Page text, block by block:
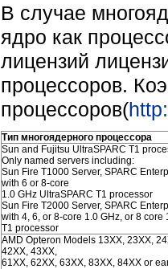
В случае
ядро как
лицензий
процессоров.
процессоров(
Тип многоядерного процессора
Sun and Fujitsu UltraSPARC T1
Only named servers including:
Sun Fire T1000 Server, SPARC
with 6 or 8-core
1.0 GHz UltraSPARC T1 processor
Sun Fire T2000 Server, SPARC
with 4, 6, or 8-core 1.0 GHz, or 8 core
T1 processor
AMD Opteron Models 13XX, 23XX,
42XX, 43XX,
61XX, 62XX, 63XX, 83XX, 84XX or